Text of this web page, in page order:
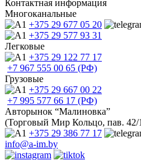
Контактная информация
Многоканальные
+375 29 677 05 20
+375 29 577 93 31
Легковые
+375 29 122 77 17
+7 967 555 00 65 (РФ)
Грузовые
+375 29 667 00 22
+7 995 577 66 17 (РФ)
Авторынок “Малиновка”
(Торговый Мир Кольцо, пав. 42/
+375 29 386 77 17
info@a-im.by